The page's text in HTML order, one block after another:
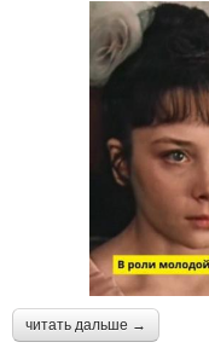
читать дальше →